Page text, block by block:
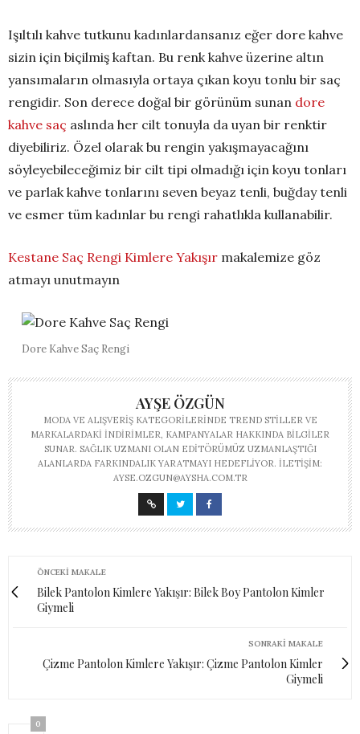
Işıltılı kahve tutkunu kadınlardansanız eğer dore kahve
sizin için biçilmiş kaftan. Bu renk kahve üzerine altın
yansımaların olmasıyla ortaya çıkan koyu tonlu bir saç
rengidir. Son derece doğal bir görünüm sunan dore
kahve saç aslında her cilt tonuyla da uyan bir renktir
diyebiliriz. Özel olarak bu rengin yakışmayacağını
söyleyebileceğimiz bir cilt tipi olmadığı için koyu tonları
ve parlak kahve tonlarını seven beyaz tenli, buğday tenli
ve esmer tüm kadınlar bu rengi rahatlıkla kullanabilir.
Kestane Saç Rengi Kimlere Yakışır makalemize göz
atmayı unutmayın
Dore Kahve Saç Rengi
AYŞE ÖZGÜN
MODA VE ALIŞVERIŞ KATEGORILERINDE TREND STILLER VE
MARKALARDAKI INDIRIMLER, KAMPANYALAR HAKKINDA BILGILER
SUNAR. SAĞLIK UZMANI OLAN EDITÖRÜMÜZ UZMANLAŞTIĞI
ALANLARDA FARKINDALIK YARATMAYI HEDEFLIYOR. İLETIŞIM:
AYSE.OZGUN@AYSHA.COM.TR
ÖNCEKI MAKALE
Bilek Pantolon Kimlere Yakışır: Bilek Boy Pantolon Kimler
Giymeli
SONRAKI MAKALE
Çizme Pantolon Kimlere Yakışır: Çizme Pantolon Kimler
Giymeli
0